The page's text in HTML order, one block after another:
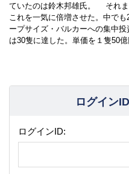
ていたのは鈴木邦雄氏。 それま
これを一気に倍増させた。中で
ープサイズ・バルカーへの集中
は30隻に達した。単価を１隻50
ログイン
ログインID: